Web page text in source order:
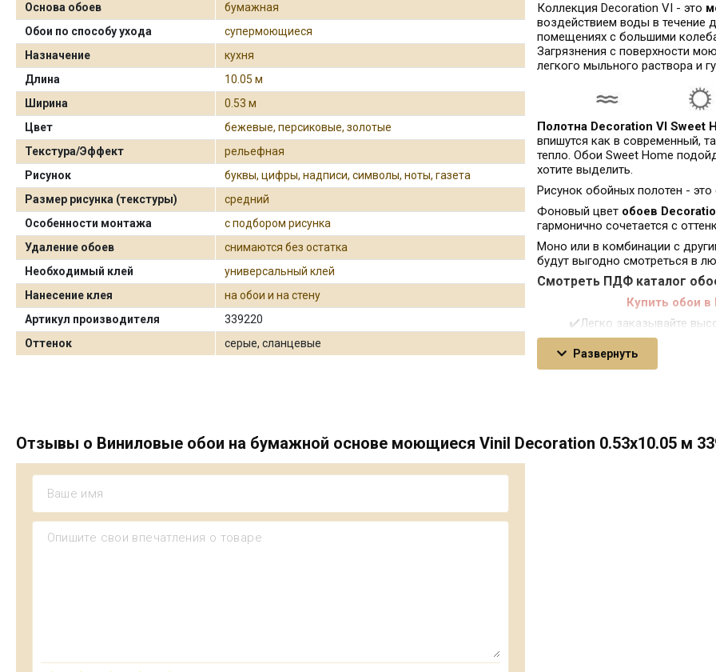
Основа обоев
бумажная
Обои по способу ухода
супермоющиеся
Назначение
кухня
Длина
10.05 м
Ширина
0.53 м
Цвет
бежевые, персиковые, золотые
Текстура/Эффект
рельефная
Рисунок
буквы, цифры, надписи, символы, ноты, газета
Размер рисунка (текстуры)
средний
Особенности монтажа
с подбором рисунка
Удаление обоев
снимаются без остатка
Необходимый клей
универсальный клей
Нанесение клея
на обои и на стену
Артикул производителя
339220
Оттенок
серые, сланцевые
Коллекция Decoration VI - это
воздействием воды в течение
помещениях с большими
Загрязнения с поверхности
легкого мыльного раствора и
Полотна Decoration VI Sweet
впишутся как в современный,
тепло. Обои Sweet Home
хотите выделить.
Рисунок обойных полотен - это
Фоновый цвет обоев
гармонично сочетается с
Моно или в комбинации с
будут выгодно смотреться в
Смотреть ПДФ каталог
Купить обои
✔️Легко заказывайте
доставкой.
✔️Вы также сами можете
флизелиновой основе
горячего тиснения на
Развернуть
Отзывы о Виниловые обои на бумажной основе моющиеся Vinil Decoration 0.53х10.05 м